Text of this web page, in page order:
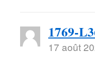
1769-
17 août